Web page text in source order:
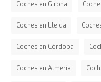
Coches en Girona
Coches en Lleida
Coches en Córdoba
Coches en Almería